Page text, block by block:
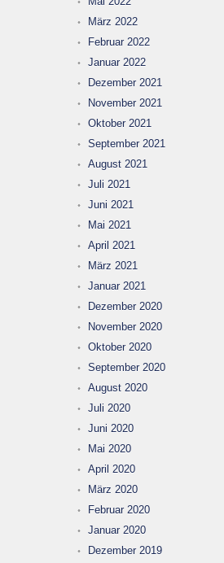
März 2022
Februar 2022
Januar 2022
Dezember 2021
November 2021
Oktober 2021
September 2021
August 2021
Juli 2021
Juni 2021
Mai 2021
April 2021
März 2021
Januar 2021
Dezember 2020
November 2020
Oktober 2020
September 2020
August 2020
Juli 2020
Juni 2020
Mai 2020
April 2020
März 2020
Februar 2020
Januar 2020
Dezember 2019